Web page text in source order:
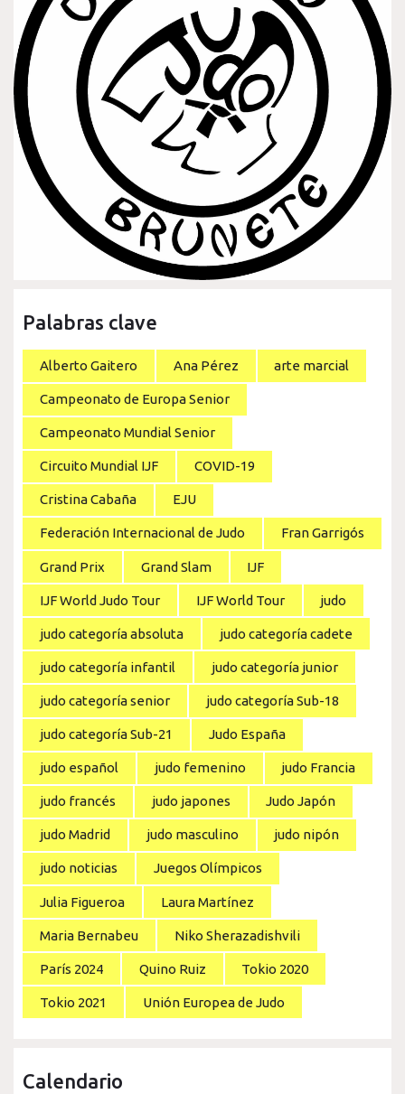
Palabras clave
Alberto Gaitero Ana Pérez arte marcial
Campeonato de Europa Senior
Campeonato Mundial Senior
Circuito Mundial IJF COVID-19
Cristina Cabaña EJU
Federación Internacional de Judo Fran Garrigós
Grand Prix Grand Slam IJF
IJF World Judo Tour IJF World Tour judo
judo categoría absoluta judo categoría cadete
judo categoría infantil judo categoría junior
judo categoría senior judo categoría Sub-18
judo categoría Sub-21 Judo España
judo español judo femenino judo Francia
judo francés judo japones Judo Japón
judo Madrid judo masculino judo nipón
judo noticias Juegos Olímpicos
Julia Figueroa Laura Martínez
Maria Bernabeu Niko Sherazadishvili
París 2024 Quino Ruiz Tokio 2020
Tokio 2021 Unión Europea de Judo
Calendario